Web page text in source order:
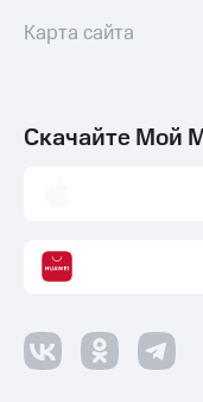
Карта сайта
Скачайте Мой